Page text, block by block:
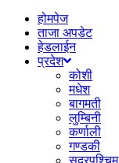
होमपेज
ताजा अपडेट
हेडलाईन
प्रदेश
कोशी
मधेश
बागमती
लुम्बिनी
कर्णाली
गण्डकी